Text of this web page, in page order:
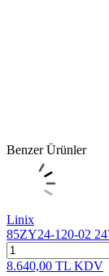
Benzer Ürünler
Linix
85ZY24-120-02
8.640,00 TL KDV